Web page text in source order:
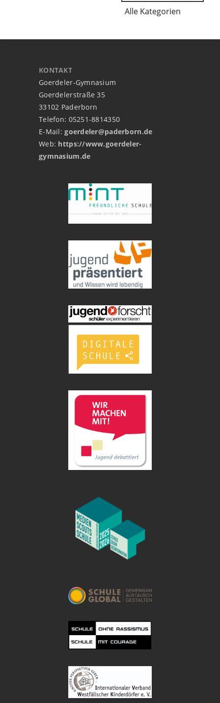
Alle Kategorien
KONTAKT
Goerdeler-Gymnasium
Goerdelerstraße 35
33102 Paderborn
Telefon: 05251-8814350
E-Mail:goerdeler@paderborn.de
Web: https://www.goerdeler-
gymnasium.de